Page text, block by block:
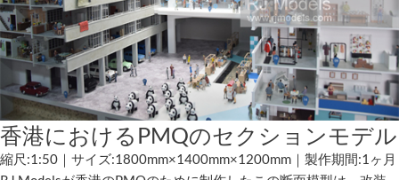
香港におけるPMQのセクションモデル
縮尺:1:50｜サイズ:1800mm×1400mm×1200mm｜製作期間:1ヶ月